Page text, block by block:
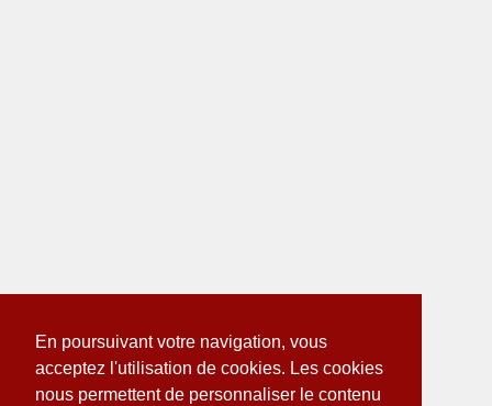
En poursuivant votre navigation, vous
acceptez l'utilisation de cookies. Les cookies
nous permettent de personnaliser le contenu